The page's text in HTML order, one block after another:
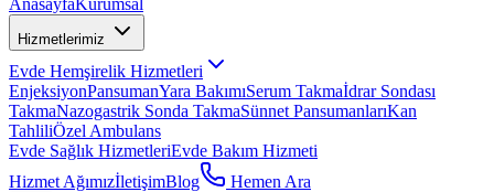
AnasayfaKurumsal
Hizmetlerimiz
Evde Hemşirelik Hizmetleri
EnjeksiyonPansumanYara BakımıSerum Takmaİdrar Sondası
TakmaNazogastrik Sonda TakmaSünnet PansumanlarıKan
TahliliÖzel Ambulans
Evde Sağlık HizmetleriEvde Bakım Hizmeti
Hizmet AğımızİletişimBlog Hemen Ara